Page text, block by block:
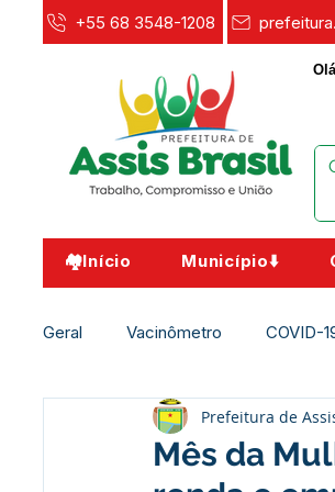
+55 68 3548-1208
🏘️Início Município⬇️
Geral Vacinômetro COVID-
Agricultura e Meio Ambiente
Mês da
Prefeitura de